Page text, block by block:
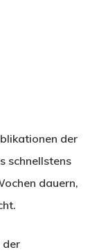
der
schnellstens
dauern,
der